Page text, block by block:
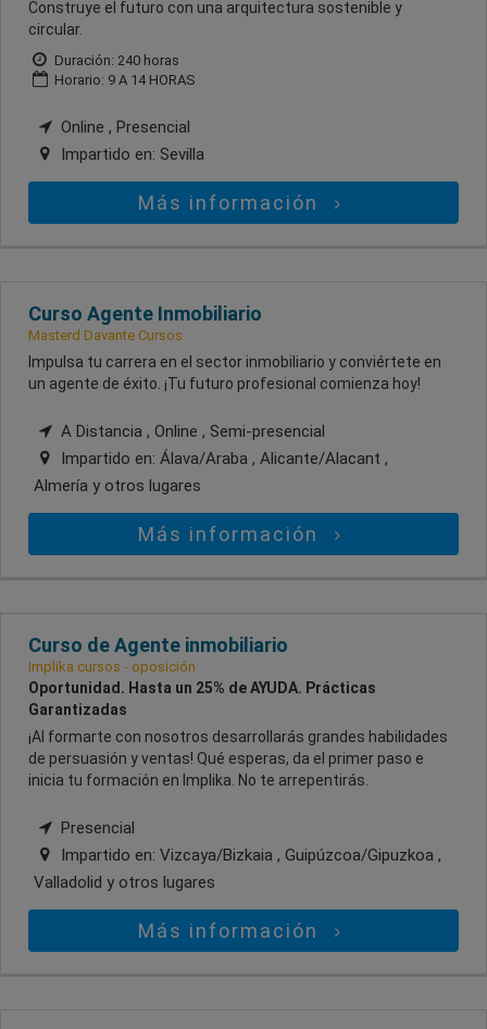
Construye el futuro con una arquitectura sostenible y
circular.
Duración: 240 horas
Horario: 9 A 14 HORAS
Online , Presencial
Impartido en: Sevilla
Más información
Curso Agente Inmobiliario
Masterd Davante Cursos
Impulsa tu carrera en el sector inmobiliario y conviértete en
un agente de éxito. ¡Tu futuro profesional comienza hoy!
A Distancia , Online , Semi-presencial
Impartido en: Álava/Araba , Alicante/Alacant ,
Almería y otros lugares
Más información
Curso de Agente inmobiliario
Implika cursos - oposición
Oportunidad. Hasta un 25% de AYUDA. Prácticas
Garantizadas
¡Al formarte con nosotros desarrollarás grandes habilidades
de persuasión y ventas! Qué esperas, da el primer paso e
inicia tu formación en Implika. No te arrepentirás.
Presencial
Impartido en: Vizcaya/Bizkaia , Guipúzcoa/Gipuzkoa ,
Valladolid y otros lugares
Más información